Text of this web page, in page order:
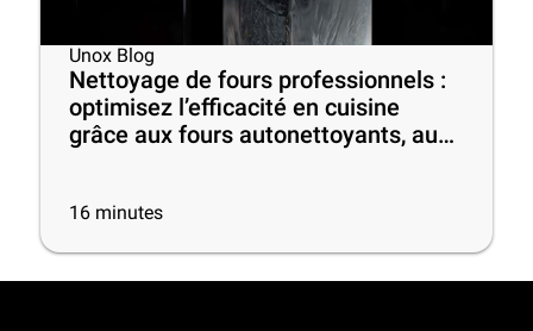
Unox Blog
Nettoyage de fours professionnels :
optimisez l’efficacité en cuisine
grâce aux fours autonettoyants, aux
16 minutes